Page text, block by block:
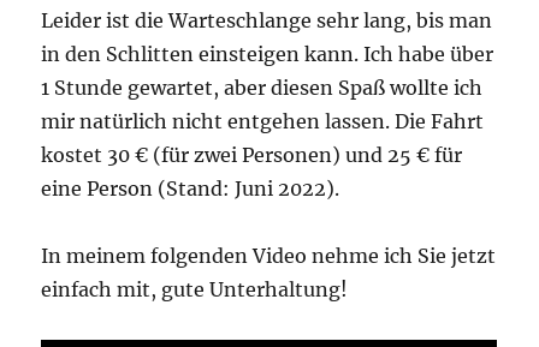
Leider ist die Warteschlange sehr lang, bis man
in den Schlitten einsteigen kann. Ich habe über
1 Stunde gewartet, aber diesen Spaß wollte ich
mir natürlich nicht entgehen lassen. Die Fahrt
kostet 30 € (für zwei Personen) und 25 € für
eine Person (Stand: Juni 2022).
In meinem folgenden Video nehme ich Sie jetzt
einfach mit, gute Unterhaltung!